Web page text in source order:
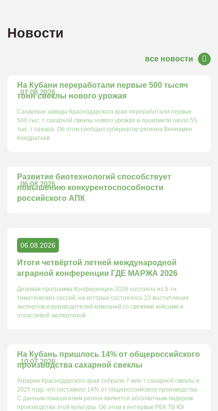
Новости
все новости
07.08.2026
На Кубани переработали первые 500 тысяч
тонн свеклы нового урожая
Сахарные заводы Краснодарского края переработали первые
500 тыс. т сахарной свеклы нового урожая и произвели около 55
тыс. т сахара. Об этом сообщил губернатор региона Вениамин
Кондратьев.
06.08.2026
Развитие биотехнологий способствует
повышению конкурентоспособности
российского АПК
06.08.2026
Итоги четвёртой летней международной
аграрной конференции ГДЕ МАРЖА 2026
Деловая программа Конференции-2026 состояла из 5-ти
тематических сессий, на которых состоялось 23 выступления
экспертов и руководителей компаний со свежими кейсами и
отраслевой экспертизой.
10.07.2026
На Кубань пришлось 14% от общероссийского
производства сахарной свеклы
Аграрии Краснодарского края собрали 7 млн т сахарной свеклы в
2025 году, что составило 14% от общероссийского производства.
С данным показателем регион является абсолютным лидером
производства этой культуры. Об этом в интервью РБК ТВ Юг